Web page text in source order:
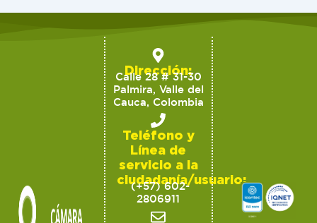
Dirección:
Calle 28 # 31-30
Palmira, Valle del
Cauca, Colombia
Teléfono y
Línea de
servicio a la
ciudadanía/usuario:
(+57) 602-
2806911